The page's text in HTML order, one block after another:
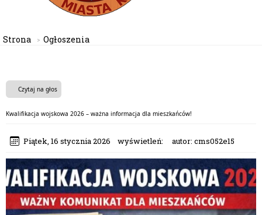
Strona Ogłoszenia
Czytaj na głos
Kwalifikacja wojskowa 2026 – ważna informacja dla mieszkańców!
Piątek, 16 stycznia 2026 wyświetleń: autor: cms052e15